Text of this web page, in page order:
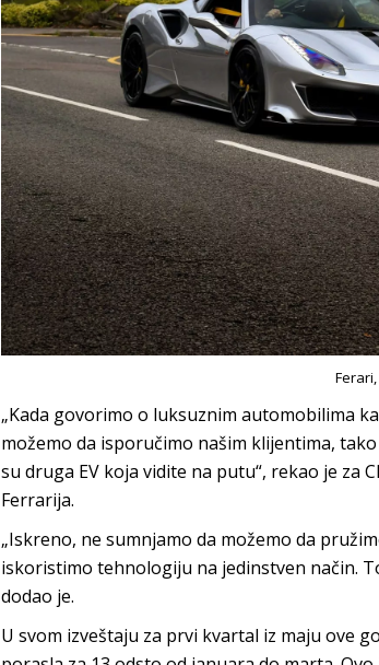
„Kada govorimo o luksuznim automobilima
možemo da isporučimo našim klijentima,
su druga EV koja vidite na putu“, rekao je za
Ferrarija.
„Iskreno, ne sumnjamo da možemo da
iskoristimo tehnologiju na jedinstven način.
dodao je.
U svom izveštaju za prvi kvartal iz maju ove